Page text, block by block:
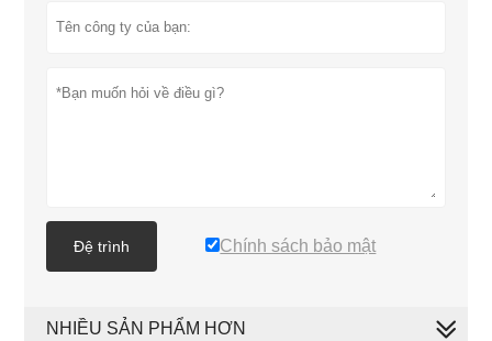
Đệ trình Chính sách bảo mật
NHIỀU SẢN PHẨM HƠN